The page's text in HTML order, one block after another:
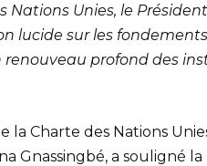
Nations Unies, le
lucide sur les
profond des
la Charte des Nations
Gnassingbé, a souligné